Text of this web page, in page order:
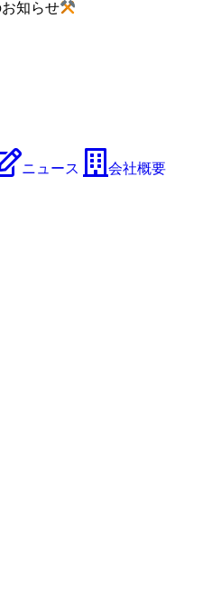
知らせ
ニュース 会社概要